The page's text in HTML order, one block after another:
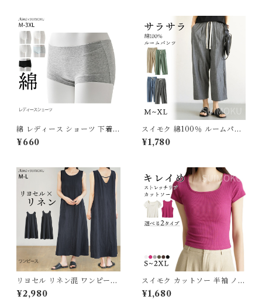
綿 レディース ショーツ 下着
ボクサータイプ 綿混 コットン
綿95% ボクサー インナー 無
り上がらない 快適 深め フィッ
ト 伸びる 優しい やわらか J-8
9127 スイモク【水沐良品】
¥660
スイモク 綿100％ ルームパン
ツ ロング丈 サラサラ パジャマ
9分丈 ゆったり ルームウェア
ットン シンプル オシャレ 薄手
軽い 快適 部屋着 5686423
【水沐良品】
¥1,780
リヨセル リネン混 ワンピース
レディース ワンピ ロング ゆっ
たり 麻 リネン ロングワンピー
¥2,980
スイモク カットソー 半袖 ノー
スリーブ レディース Tシャツ
シンプル トップス きれいめ 大
¥1,680